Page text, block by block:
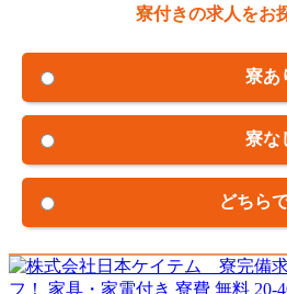
寮付きの求人をお
寮あ
寮な
どちら